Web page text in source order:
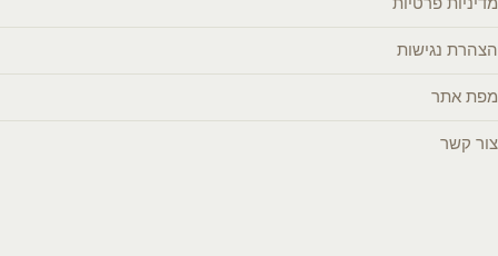
הצהרת נגישות
מפת אתר
צור קשר